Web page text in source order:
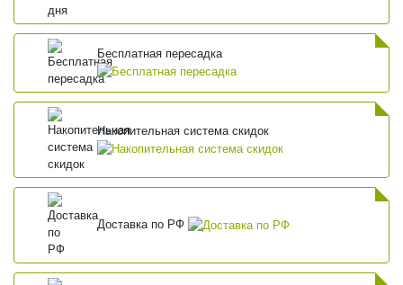
Бесплатная пересадка
Накопительная система скидок
Доставка по РФ